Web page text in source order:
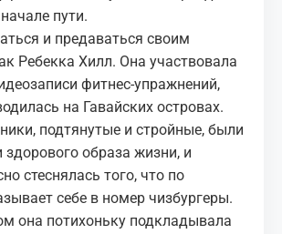
пути.
и предаваться своим
Ребекка Хилл. Она участвовала
фитнес-упражнений,
на Гавайских островах.
подтянутые и стройные, были
образа жизни, и
стеснялась того, что по
себе в номер чизбургеры.
она потихоньку подкладывала